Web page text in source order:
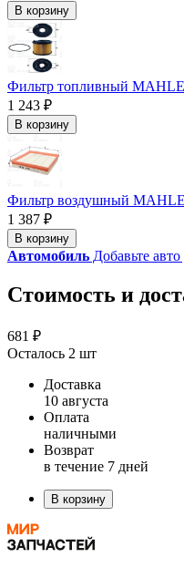
В корзину
Фильтр топливный
1 243 ₽
В корзину
Фильтр воздушный
1 387 ₽
В корзину
Автомобиль Добавьте
Стоимость и
681 ₽
Осталось 2 шт
Доставка
10 августа
Оплата
наличными
Возврат
в течение 7 дней
В корзину